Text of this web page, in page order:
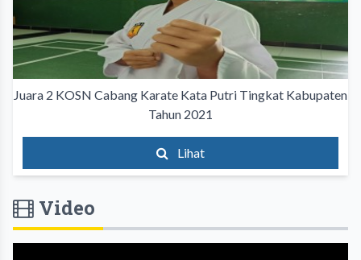
Juara 2 KOSN Cabang Karate Kata Putri Tingkat Kabupaten
Tahun 2021
Lihat
Video